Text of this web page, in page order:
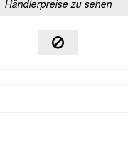
Händlerpreise zu sehen